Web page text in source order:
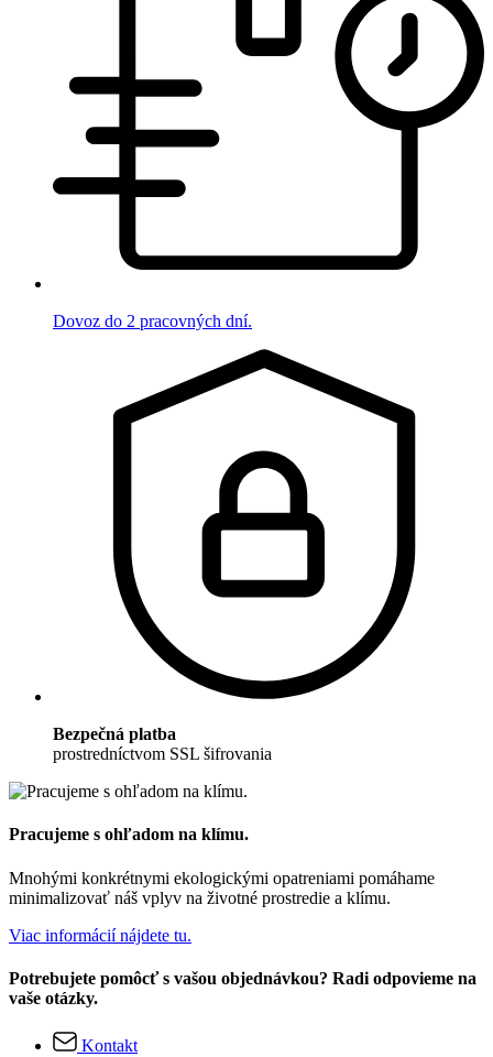
Dovoz do 2 pracovných dní.
Bezpečná platba
prostredníctvom SSL šifrovania
Pracujeme s ohľadom na klímu.
Mnohými konkrétnymi ekologickými opatreniami pomáhame
minimalizovať náš vplyv na životné prostredie a klímu.
Viac informácií nájdete tu.
Potrebujete pomôcť s vašou objednávkou? Radi odpovieme na
vaše otázky.
Kontakt